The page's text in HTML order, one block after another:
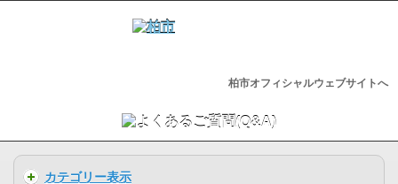
柏市オフィシャルウェブサイトへ
カテゴリー表示